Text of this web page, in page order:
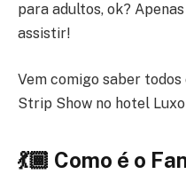
para adultos, ok?
assistir!
Vem comigo saber
Strip Show no hotel
💃🏾 Como é o